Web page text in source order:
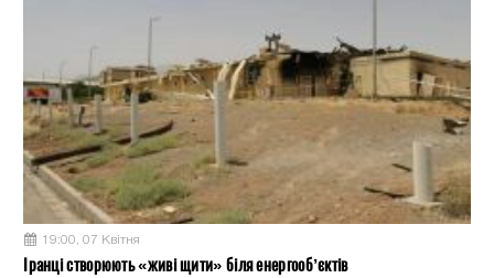
19:00, 07 Квітня
Іранці створюють «живі щити» біля енергооб’єктів